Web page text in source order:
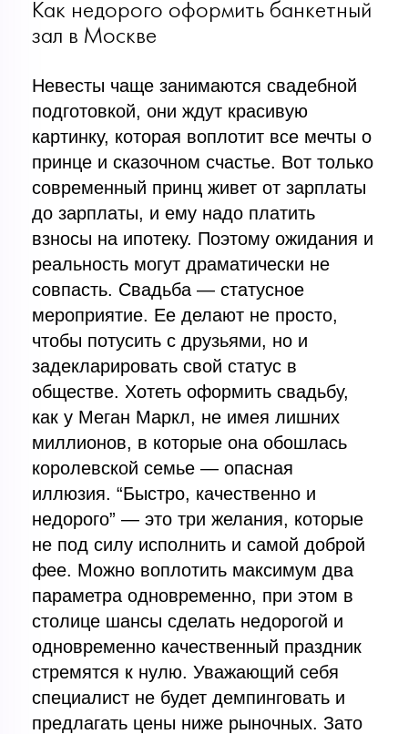
Как недорого оформить банкетный
зал в Москве
Невесты чаще занимаются свадебной
подготовкой, они ждут красивую
картинку, которая воплотит все мечты о
принце и сказочном счастье. Вот только
современный принц живет от зарплаты
до зарплаты, и ему надо платить
взносы на ипотеку. Поэтому ожидания и
реальность могут драматически не
совпасть. Свадьба — статусное
мероприятие. Ее делают не просто,
чтобы потусить с друзьями, но и
задекларировать свой статус в
обществе. Хотеть оформить свадьбу,
как у Меган Маркл, не имея лишних
миллионов, в которые она обошлась
королевской семье — опасная
иллюзия. “Быстро, качественно и
недорого” — это три желания, которые
не под силу исполнить и самой доброй
фее. Можно воплотить максимум два
параметра одновременно, при этом в
столице шансы сделать недорогой и
одновременно качественный праздник
стремятся к нулю. Уважающий себя
специалист не будет демпинговать и
предлагать цены ниже рыночных. Зато